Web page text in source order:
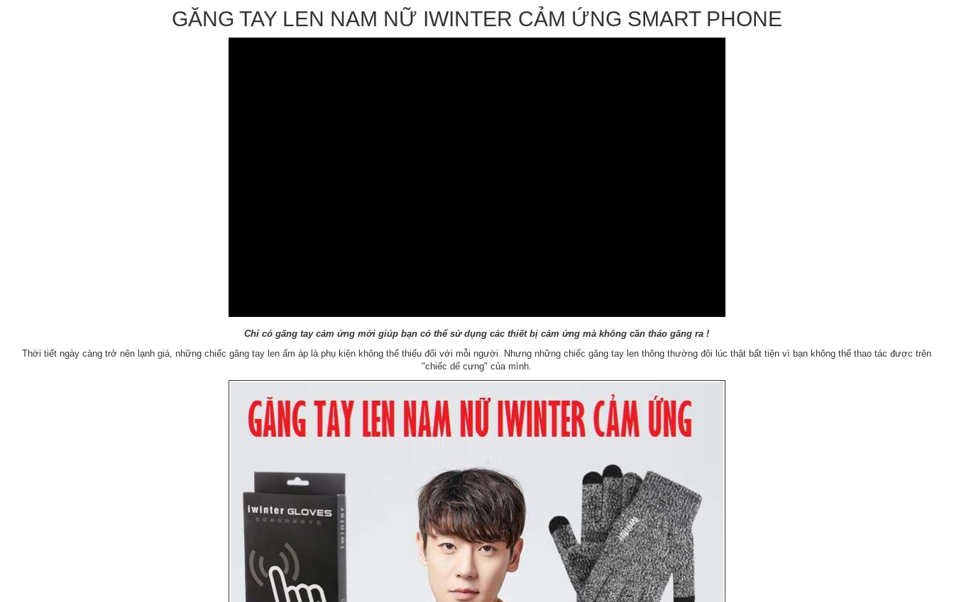
GĂNG TAY LEN NAM NỮ IWINTER CẢM ỨNG SMART PHONE
Chỉ có găng tay cảm ứng mới giúp bạn có thể sử dụng các thiết bị cảm ứng mà không cần tháo găng ra !
Thời tiết ngày càng trở nên lạnh giá, những chiếc găng tay len ấm áp là phụ kiện không thể thiếu đối với mỗi người. Nhưng những chiếc găng tay len thông thường đôi lúc thật bất tiện vì bạn không thể thao tác được trên
"chiếc dế cưng" của mình.